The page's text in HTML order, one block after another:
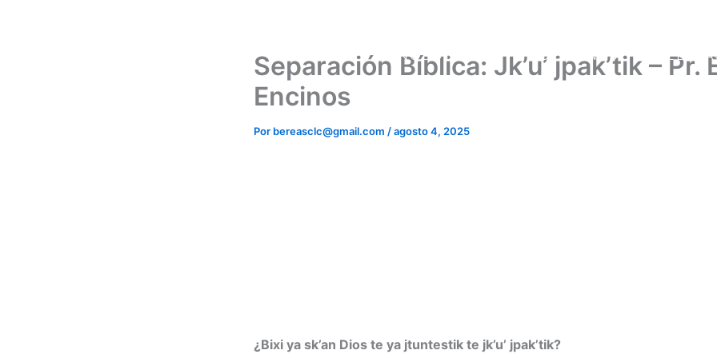
NOSOTROS DOCTRINAS
Separación Bíblica: Jk’u’ jpak’tik – Pr.
Encinos
Por bereasclc@gmail.com /agosto 4, 2025
¿Bixi ya sk’an Dios te ya jtuntestik te jk’u’ jpak’tik?